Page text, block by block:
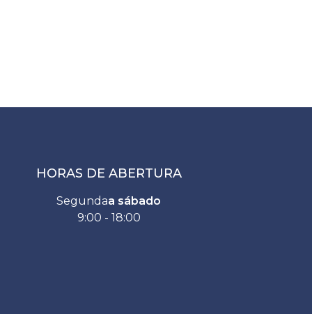
HORAS DE ABERTURA
Segundaa sábado
9:00 - 18:00